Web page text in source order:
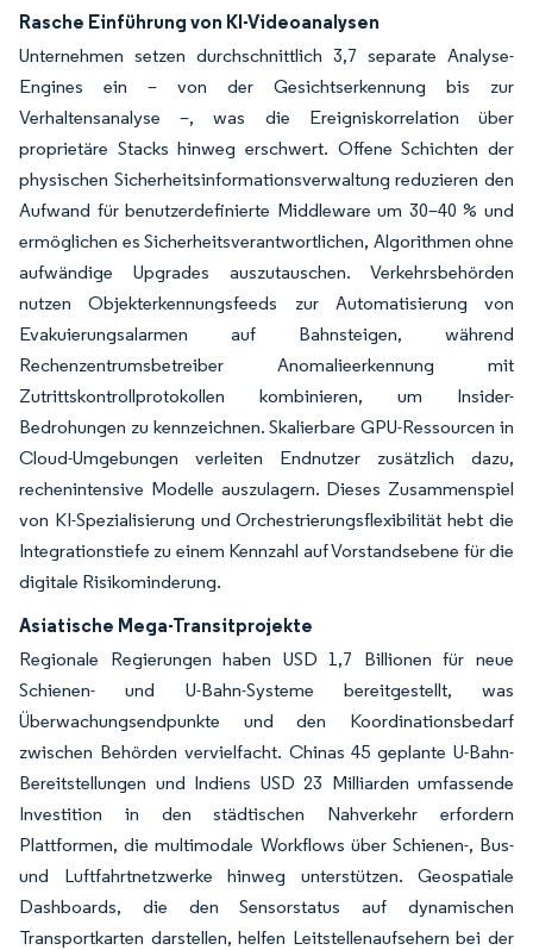
Rasche Einführung von KI-Videoanalysen
Unternehmen setzen durchschnittlich 3,7 separate Analyse-
Engines ein – von der Gesichtserkennung bis zur
Verhaltensanalyse –, was die Ereigniskorrelation über
proprietäre Stacks hinweg erschwert. Offene Schichten der
physischen Sicherheitsinformationsverwaltung reduzieren den
Aufwand für benutzerdefinierte Middleware um 30–40 % und
ermöglichen es Sicherheitsverantwortlichen, Algorithmen ohne
aufwändige Upgrades auszutauschen. Verkehrsbehörden
nutzen Objekterkennungsfeeds zur Automatisierung von
Evakuierungsalarmen auf Bahnsteigen, während
Rechenzentrumsbetreiber Anomalieerkennung mit
Zutrittskontrollprotokollen kombinieren, um Insider-
Bedrohungen zu kennzeichnen. Skalierbare GPU-Ressourcen in
Cloud-Umgebungen verleiten Endnutzer zusätzlich dazu,
rechenintensive Modelle auszulagern. Dieses Zusammenspiel
von KI-Spezialisierung und Orchestrierungsflexibilität hebt die
Integrationstiefe zu einem Kennzahl auf Vorstandsebene für die
digitale Risikominderung.
Asiatische Mega-Transitprojekte
Regionale Regierungen haben USD 1,7 Billionen für neue
Schienen- und U-Bahn-Systeme bereitgestellt, was
Überwachungsendpunkte und den Koordinationsbedarf
zwischen Behörden vervielfacht. Chinas 45 geplante U-Bahn-
Bereitstellungen und Indiens USD 23 Milliarden umfassende
Investition in den städtischen Nahverkehr erfordern
Plattformen, die multimodale Workflows über Schienen-, Bus-
und Luftfahrtnetzwerke hinweg unterstützen. Geospatiale
Dashboards, die den Sensorstatus auf dynamischen
Transportkarten darstellen, helfen Leitstellenaufsehern bei der